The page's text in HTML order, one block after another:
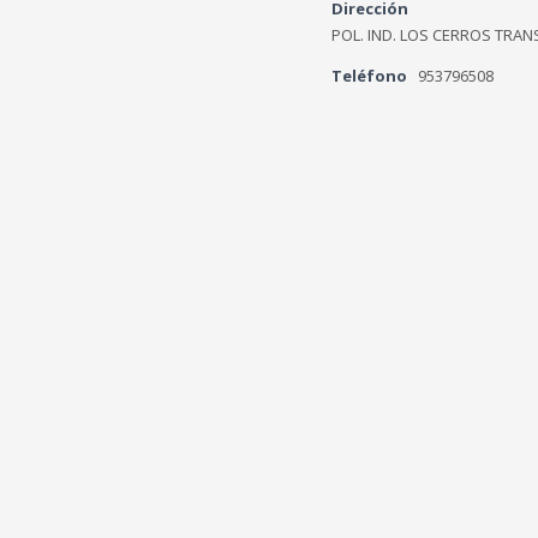
Dirección
POL. IND. LOS CERROS
Teléfono
953796508